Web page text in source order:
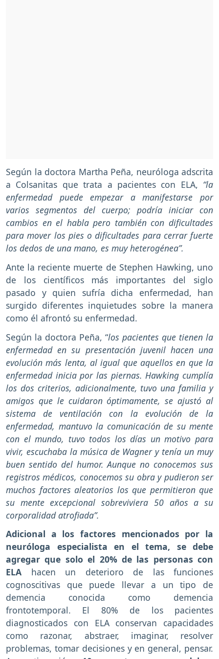
Según la doctora Martha Peña, neuróloga adscrita
a Colsanitas que trata a pacientes con ELA, “la
enfermedad puede empezar a manifestarse por
varios segmentos del cuerpo; podría iniciar con
cambios en el habla pero también con dificultades
para mover los pies o dificultades para cerrar fuerte
los dedos de una mano, es muy heterogénea”.
Ante la reciente muerte de Stephen Hawking, uno
de los científicos más importantes del siglo
pasado y quien sufría dicha enfermedad, han
surgido diferentes inquietudes sobre la manera
como él afrontó su enfermedad.
Según la doctora Peña, “los pacientes que tienen la
enfermedad en su presentación juvenil hacen una
evolución más lenta, al igual que aquellos en que la
enfermedad inicia por las piernas. Hawking cumplía
los dos criterios, adicionalmente, tuvo una familia y
amigos que le cuidaron óptimamente, se ajustó al
sistema de ventilación con la evolución de la
enfermedad, mantuvo la comunicación de su mente
con el mundo, tuvo todos los días un motivo para
vivir, escuchaba la música de Wagner y tenía un muy
buen sentido del humor. Aunque no conocemos sus
registros médicos, conocemos su obra y pudieron ser
muchos factores aleatorios los que permitieron que
su mente excepcional sobreviviera 50 años a su
corporalidad atrofiada”.
Adicional a los factores mencionados por la
neuróloga especialista en el tema, se debe
agregar que solo el 20% de las personas con
ELA hacen un deterioro de las funciones
cognoscitivas que puede llevar a un tipo de
demencia conocida como demencia
frontotemporal. El 80% de los pacientes
diagnosticados con ELA conservan capacidades
como razonar, abstraer, imaginar, resolver
problemas, tomar decisiones y en general, pensar.